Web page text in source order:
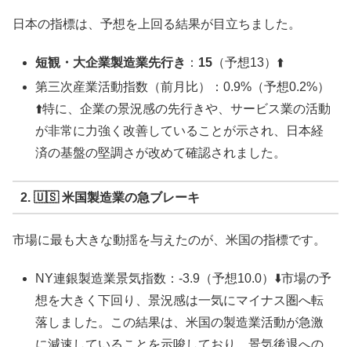
日本の指標は、予想を上回る結果が目立ちました。
短観・大企業製造業先行き ： 15 （予想13）⬆️
第三次産業活動指数（前月比）：0.9%（予想0.2%）
⬆️特に、企業の景況感の先行きや、サービス業の活動
が非常に力強く改善していることが示され、日本経
済の基盤の堅調さが改めて確認されました。
2. 🇺🇸 米国製造業の急ブレーキ
市場に最も大きな動揺を与えたのが、米国の指標です。
NY連銀製造業景気指数：-3.9（予想10.0）⬇️市場の予
想を大きく下回り、景況感は一気にマイナス圏へ転
落しました。この結果は、米国の製造業活動が急激
に減速していることを示唆しており、景気後退への